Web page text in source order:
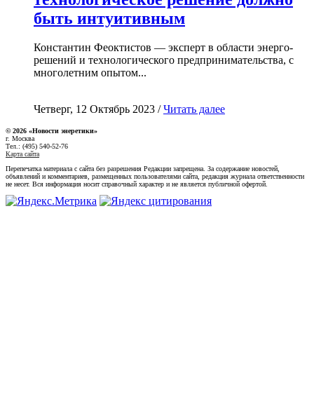
быть интуитивным
Константин Феоктистов — эксперт в области энерго-
решений и технологического предпринимательства, с
многолетним опытом...
Четверг, 12 Октябрь 2023 /Читать далее
© 2026 «Новости энеретики»
г. Москва
Тел.: (495) 540-52-76
Карта сайта
Перепечатка материала с сайта без разрешения Редакции запрещена. За содержание новостей,
объявлений и комментариев, размещенных пользователями сайта, редакция журнала ответственности
не несет. Вся информация носит справочный характер и не является публичной офертой.